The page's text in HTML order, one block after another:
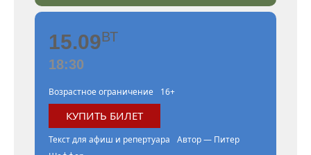
15.09ВТ
18:30
Возрастное ограничение 16+
КУПИТЬ БИЛЕТ
Текст для афиш и репертуара
Автор — Питер